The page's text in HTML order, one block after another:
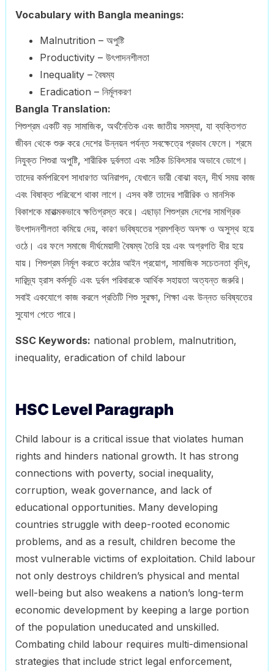
Vocabulary with Bangla meanings:
Malnutrition – অপুষ্টি
Productivity – উৎপাদনশীলতা
Inequality – বৈষম্য
Eradication – নির্মূলকরণ
Bangla Translation:
শিশুশ্রম একটি বড় সামাজিক, অর্থনৈতিক এবং জাতীয় সমস্যা, যা ব্যক্তিগত
জীবন থেকে শুরু করে দেশের উন্নয়ন পর্যন্ত সবক্ষেত্রে প্রভাব ফেলে। শ্রমে
নিযুক্ত শিশুরা অপুষ্টি, শারীরিক দুর্বলতা এবং সঠিক চিকিৎসার অভাবে ভোগে।
তাদের কর্মপরিবেশ সাধারণত অনিরাপদ, যেখানে ভারী বোঝা বহন, দীর্ঘ সময় কাজ
এবং বিষাক্ত পরিবেশে থাকা লাগে। এসব কষ্ট তাদের শারীরিক ও মানসিক
বিকাশকে মারাত্মকভাবে ক্ষতিগ্রস্ত করে। এছাড়া শিশুশ্রম দেশের সামগ্রিক
উৎপাদনশীলতা কমিয়ে দেয়, কারণ ভবিষ্যতের শ্রমশক্তি অদক্ষ ও অসুস্থ হয়ে
ওঠে। এর ফলে সমাজে দীর্ঘমেয়াদী বৈষম্য তৈরি হয় এবং অগ্রগতি ধীর হয়ে
যায়। শিশুশ্রম নির্মূল করতে কঠোর আইন প্রয়োগ, সামাজিক সচেতনতা বৃদ্ধি,
দারিদ্র্য হ্রাস কর্মসূচি এবং দুর্বল পরিবারকে আর্থিক সহায়তা অত্যন্ত জরুরি।
সবাই একযোগে কাজ করলে প্রতিটি শিশু সুরক্ষা, শিক্ষা এবং উন্নত ভবিষ্যতের
সুযোগ পেতে পারে।
SSC Keywords: national problem, malnutrition,
inequality, eradication of child labour
HSC Level Paragraph
Child labour is a critical issue that violates human
rights and hinders national growth. It has strong
connections with poverty, social inequality,
corruption, weak governance, and lack of
educational opportunities. Many developing
countries struggle with deep-rooted economic
problems, and as a result, children become the
most vulnerable victims of exploitation. Child labour
not only destroys children’s physical and mental
well-being but also weakens a nation’s long-term
economic development by keeping a large portion
of the population uneducated and unskilled.
Combating child labour requires multi-dimensional
strategies that include strict legal enforcement,